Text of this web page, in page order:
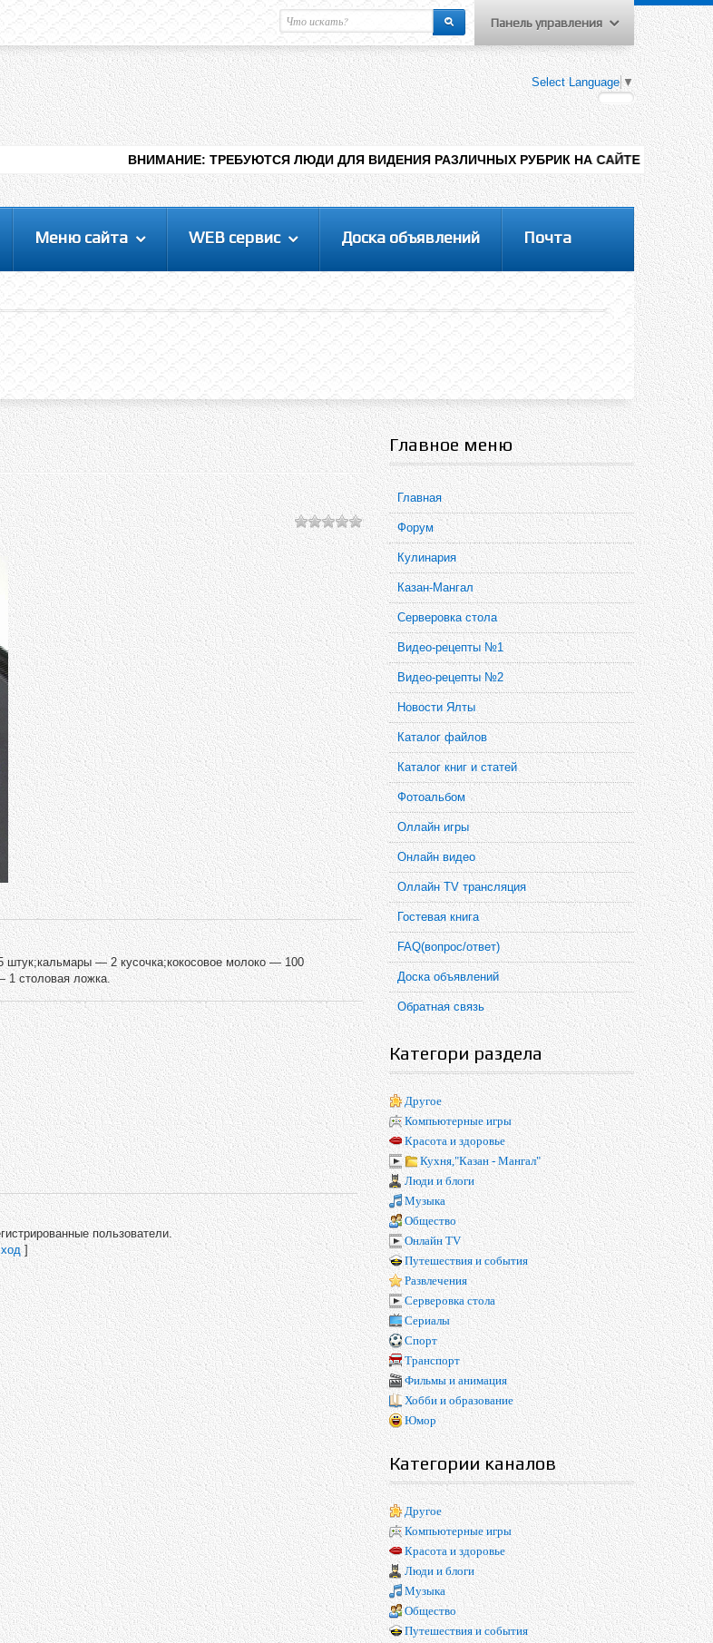
Здравствуйте уважаемыйГость. Чтобы
пользоваться данной панелью
управления, вам необходимо
авторизоваться на сайте под своим
логином, либо пройти регистрацию.
Меню пользователя
Вход на сайт
Регистрация
Панель управления
Select Language ▼
ВНИМАНИЕ: ТРЕБУЮТСЯ ЛЮДИ ДЛЯ ВИДЕНИЯ РАЗЛИЧНЫХ РУБРИК НА САЙТЕ , ДОБАВЛЕНИЯ
Меню сайта WEB сервис Доска объявлений Почта
штук;кальмары — 2 кусочка;кокосовое молоко — 100
1 столовая ложка.
пользователи.
]
Главное меню
Главная
Форум
Кулинария
Казан-Мангал
Серверовка стола
Видео-рецепты №1
Видео-рецепты №2
Новости Ялты
Каталог файлов
Каталог книг и статей
Фотоальбом
Оллайн игры
Онлайн видео
Оллайн TV трансляция
Гостевая книга
FAQ(вопрос/ответ)
Доска объявлений
Обратная связь
Категори раздела
Другое
Компьютерные игры
Красота и здоровье
Кухня,"Казан - Мангал"
Люди и блоги
Музыка
Общество
Онлайн TV
Путешествия и события
Развлечения
Серверовка стола
Сериалы
Спорт
Транспорт
Фильмы и анимация
Хобби и образование
Юмор
Категории каналов
Другое
Компьютерные игры
Красота и здоровье
Люди и блоги
Музыка
Общество
Путешествия и события